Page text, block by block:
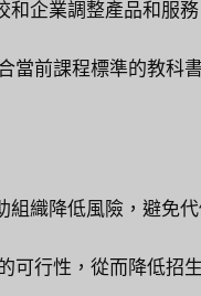
企業調整產品和服
當前課程標準的教科
織降低風險，避免
可行性，從而降低招